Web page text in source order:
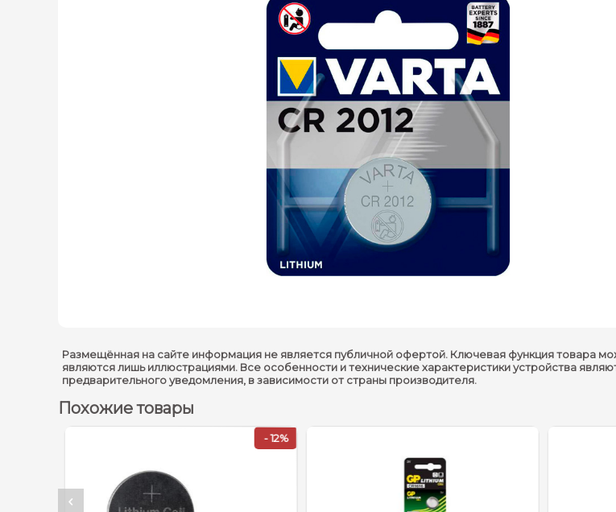
Размещённая на сайте информация не является публичной офертой. Ключевая функция товара
являются лишь иллюстрациями. Все особенности и технические характеристики устройства
предварительного уведомления, в зависимости от страны производителя.
Похожие товары
- 12%